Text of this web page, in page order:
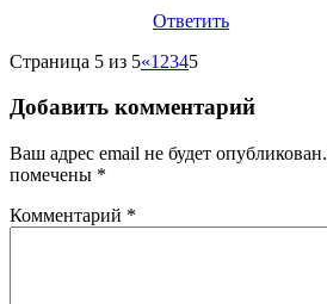
Ответить
Страница 5 из 5«1 2345
Добавить комментарий
Ваш адрес email не будет опубликован.
помечены *
Комментарий *